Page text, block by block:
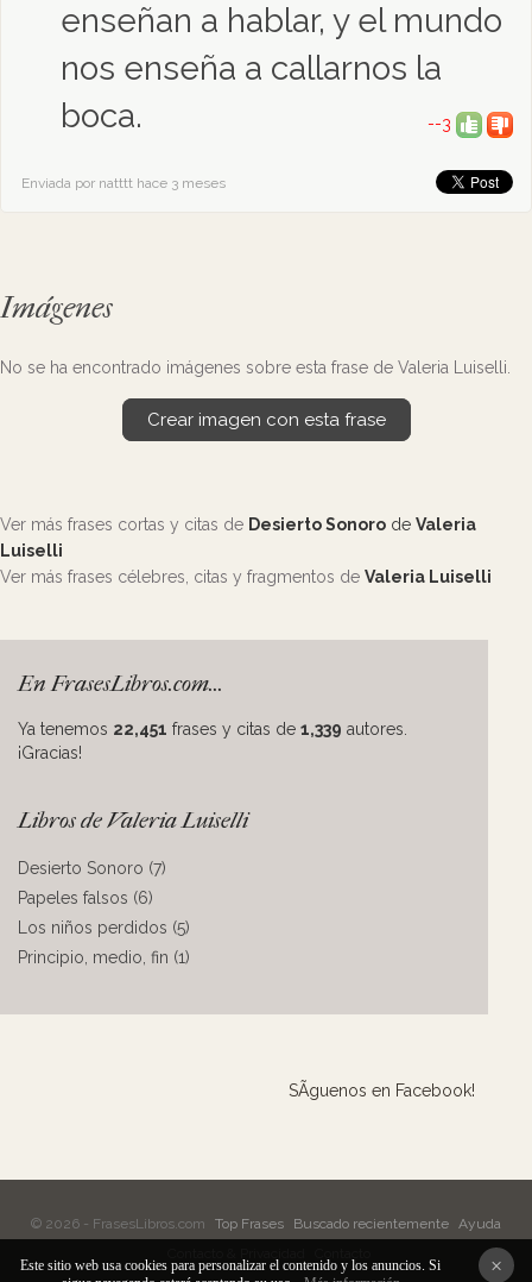
enseñan a hablar, y el mundo
nos enseña a callarnos la
boca.
--3
Enviada por natttt hace 3 meses
Imágenes
No se ha encontrado imágenes sobre esta frase de Valeria Luiselli.
Crear imagen con esta frase
Ver más frases cortas y citas de Desierto Sonoro de Valeria
Luiselli
Ver más frases célebres, citas y fragmentos de Valeria Luiselli
En FrasesLibros.com...
Ya tenemos 22,451 frases y citas de 1,339 autores.
¡Gracias!
Libros de Valeria Luiselli
Desierto Sonoro (7)
Papeles falsos (6)
Los niños perdidos (5)
Principio, medio, fin (1)
SÃ­guenos en Facebook!
© 2026 - FrasesLibros.com Top Frases Buscado recientemente Ayuda
×
Este sitio web usa cookies para personalizar el contenido y los anuncios. Si